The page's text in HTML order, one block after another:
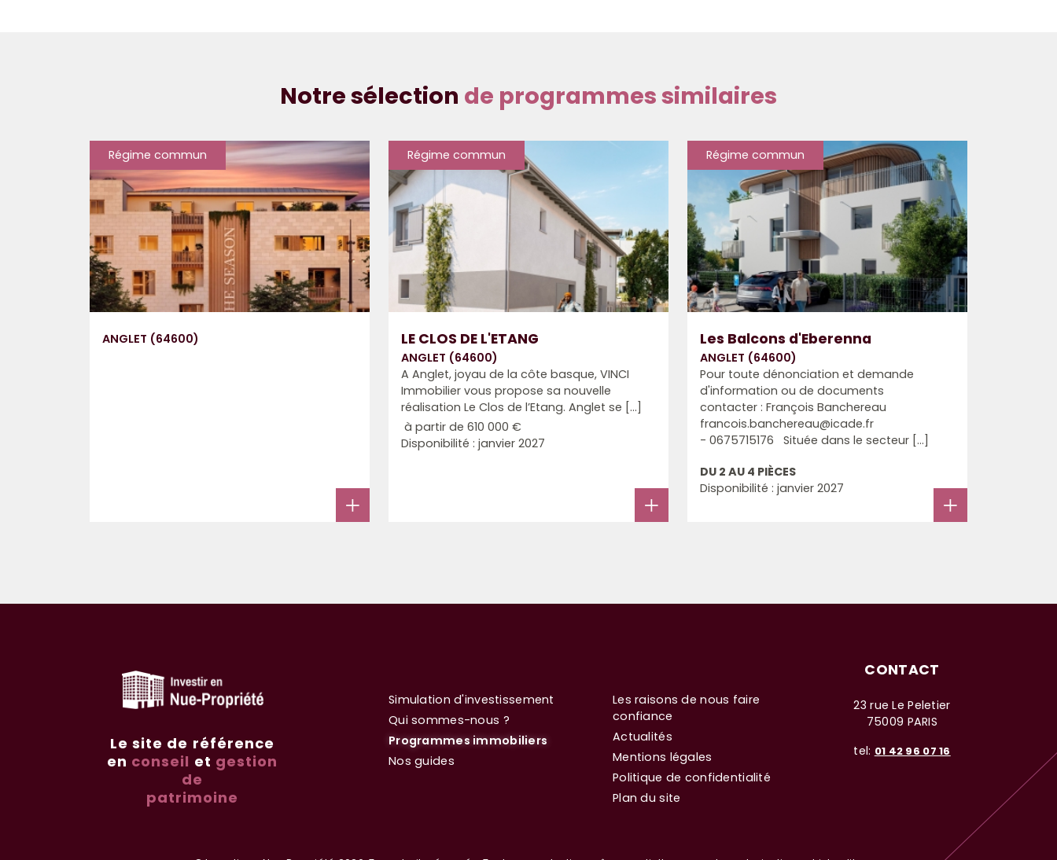
Notre sélection de programmes similaires
Régime commun
ANGLET (64600)
Régime commun
LE CLOS DE L'ETANG
ANGLET (64600)
A Anglet, joyau de la côte basque, VINCI
Immobilier vous propose sa nouvelle
réalisation Le Clos de l’Etang. Anglet se [...]
à partir de 610 000 €
Disponibilité : janvier 2027
Régime commun
Les Balcons d'Eberenna
ANGLET (64600)
Pour toute dénonciation et demande
d'information ou de documents
contacter : François Banchereau
francois.banchereau@icade.fr
- 0675715176 Située dans le secteur [...]
DU 2 AU 4 PIÈCES
Disponibilité : janvier 2027
Le site de référence
en conseil et gestion
de
patrimoine
Simulation d'investissement
Qui sommes-nous ?
Programmes immobiliers
Nos guides
Les raisons de nous faire
confiance
Actualités
Mentions légales
Politique de confidentialité
Plan du site
CONTACT
23 rue Le Peletier
75009 PARIS
tel: 01 42 96 07 16